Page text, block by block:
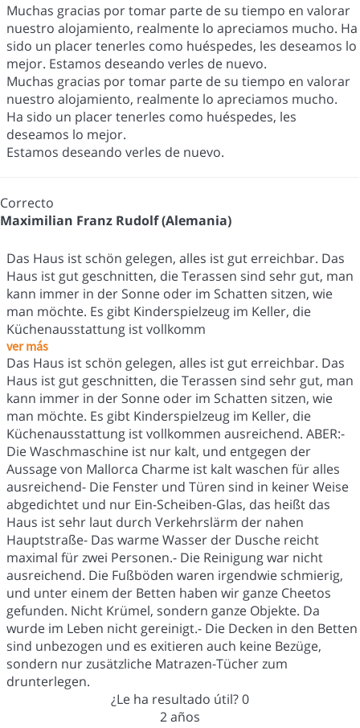
Muchas gracias por tomar parte de su tiempo en valorar
nuestro alojamiento, realmente lo apreciamos mucho. Ha
sido un placer tenerles como huéspedes, les deseamos lo
mejor. Estamos deseando verles de nuevo.
Muchas gracias por tomar parte de su tiempo en valorar
nuestro alojamiento, realmente lo apreciamos mucho.
Ha sido un placer tenerles como huéspedes, les
deseamos lo mejor.
Estamos deseando verles de nuevo.
Correcto
Maximilian Franz Rudolf (Alemania)
Das Haus ist schön gelegen, alles ist gut erreichbar. Das
Haus ist gut geschnitten, die Terassen sind sehr gut, man
kann immer in der Sonne oder im Schatten sitzen, wie
man möchte. Es gibt Kinderspielzeug im Keller, die
Küchenausstattung ist vollkomm
ver más
Das Haus ist schön gelegen, alles ist gut erreichbar. Das
Haus ist gut geschnitten, die Terassen sind sehr gut, man
kann immer in der Sonne oder im Schatten sitzen, wie
man möchte. Es gibt Kinderspielzeug im Keller, die
Küchenausstattung ist vollkommen ausreichend. ABER:-
Die Waschmaschine ist nur kalt, und entgegen der
Aussage von Mallorca Charme ist kalt waschen für alles
ausreichend- Die Fenster und Türen sind in keiner Weise
abgedichtet und nur Ein-Scheiben-Glas, das heißt das
Haus ist sehr laut durch Verkehrslärm der nahen
Hauptstraße- Das warme Wasser der Dusche reicht
maximal für zwei Personen.- Die Reinigung war nicht
ausreichend. Die Fußböden waren irgendwie schmierig,
und unter einem der Betten haben wir ganze Cheetos
gefunden. Nicht Krümel, sondern ganze Objekte. Da
wurde im Leben nicht gereinigt.- Die Decken in den Betten
sind unbezogen und es exitieren auch keine Bezüge,
sondern nur zusätzliche Matrazen-Tücher zum
drunterlegen.
¿Le ha resultado útil?0
2 años